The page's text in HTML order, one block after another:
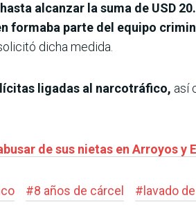
alcanzar la suma de USD
formaba parte del equipo
dicha medida.
ligadas al narcotráfico, así
de sus nietas en Arroyos y
#8 años de cárcel # lavado